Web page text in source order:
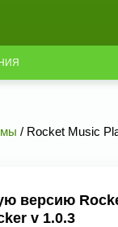
/ Rocket Music
версию
v 1.0.3